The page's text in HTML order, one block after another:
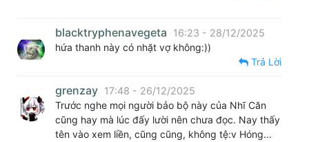
blacktryphenavegeta
16:23 - 28/12/2025
hứa thanh này có nhặt vợ không:))
Trả Lời
grenzay 17:48 - 26/12/2025
Trước nghe mọi người bảo bộ này của Nhĩ Căn
cũng hay mà lúc đấy lười nên chưa đọc. Nay thấy
tên vào xem liền, cũng cũng, không tệ:v Hóng...